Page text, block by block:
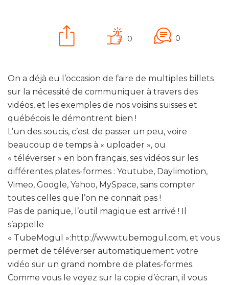
0 0
On a déjà eu l’occasion de faire de multiples billets
sur la nécessité de communiquer à travers des
vidéos, et les exemples de nos voisins suisses et
québécois le démontrent bien !
L’un des soucis, c’est de passer un peu, voire
beaucoup de temps à « uploader », ou
« téléverser » en bon français, ses vidéos sur les
différentes plates-formes : Youtube, Daylimotion,
Vimeo, Google, Yahoo, MySpace, sans compter
toutes celles que l’on ne connait pas !
Pas de panique, l’outil magique est arrivé ! Il
s’appelle
« TubeMogul »:http://www.tubemogul.com, et vous
permet de téléverser automatiquement votre
vidéo sur un grand nombre de plates-formes.
Comme vous le voyez sur la copie d’écran, il vous